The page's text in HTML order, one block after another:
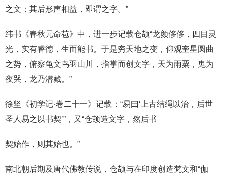
之文；其后形声相益，即谓之字。”
纬书《春秋元命苞》中，进一步记载仓颉“龙颜侈侈，四目灵
光，实有睿德，生而能书。于是穷天地之变，仰观奎星圆曲
之势，俯察龟文鸟羽山川，指掌而创文字，天为雨粟，鬼为
夜哭，龙乃潜藏。”
徐坚《初学记·卷二十一》记载：“易曰‘上古结绳以治，后世
圣人易之以书契’”，又“仓颉造文字，然后书
契始作，则其始也。”
南北朝后期及唐代佛教传说，仓颉与在印度创造梵文和“伽